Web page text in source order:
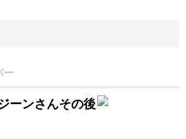
ー
ーンさんその後